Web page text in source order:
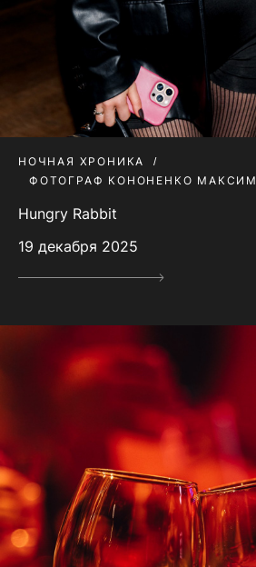
НОЧНАЯ ХРОНИКА
ФОТОГРАФ КОНОНЕНКО МАКСИМ
Hungry Rabbit
19 декабря 2025